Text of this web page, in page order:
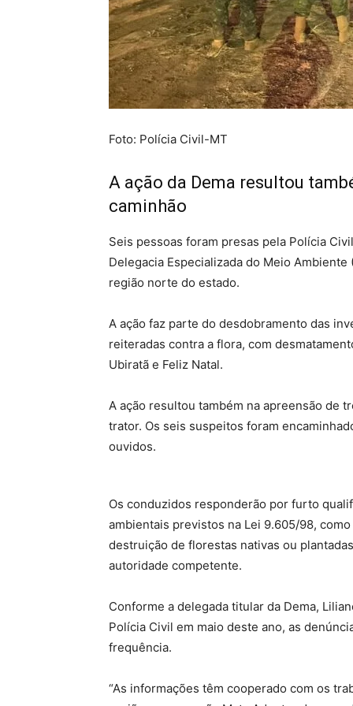
Foto: Polícia Civil-MT
A ação da Dema resultou
caminhão
Seis pessoas foram presas pela Polícia
Delegacia Especializada do Meio
região norte do estado.
A ação faz parte do desdobramento das
reiteradas contra a flora, com
Ubiratã e Feliz Natal.
A ação resultou também na apreensão de
trator. Os seis suspeitos foram
ouvidos.
Os conduzidos responderão por furto
ambientais previstos na Lei 9.605/98,
destruição de florestas nativas ou
autoridade competente.
Conforme a delegada titular da Dema,
Polícia Civil em maio deste ano, as
frequência.
“As informações têm cooperado com os